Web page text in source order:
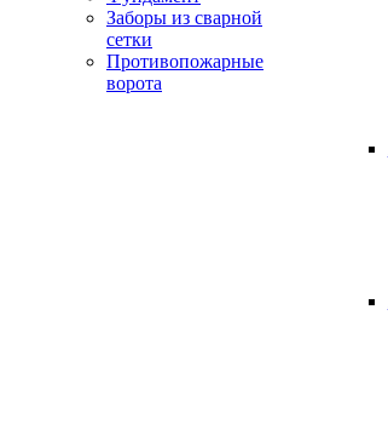
Заборы из сварной
сетки
Противопожарные
ворота